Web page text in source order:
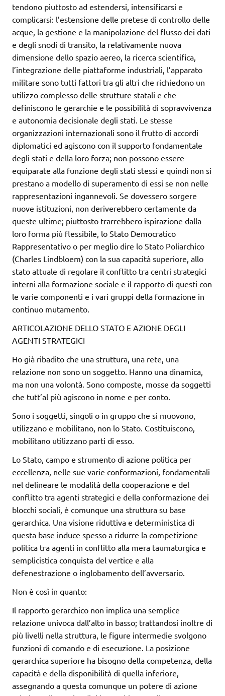
tendono piuttosto ad estendersi, intensificarsi e
complicarsi: l’estensione delle pretese di controllo delle
acque, la gestione e la manipolazione del flusso dei dati
e degli snodi di transito, la relativamente nuova
dimensione dello spazio aereo, la ricerca scientifica,
l’integrazione delle piattaforme industriali, l’apparato
militare sono tutti fattori tra gli altri che richiedono un
utilizzo complesso delle strutture statali e che
definiscono le gerarchie e le possibilità di sopravvivenza
e autonomia decisionale degli stati. Le stesse
organizzazioni internazionali sono il frutto di accordi
diplomatici ed agiscono con il supporto fondamentale
degli stati e della loro forza; non possono essere
equiparate alla funzione degli stati stessi e quindi non si
prestano a modello di superamento di essi se non nelle
rappresentazioni ingannevoli. Se dovessero sorgere
nuove istituzioni, non deriverebbero certamente da
queste ultime; piuttosto trarrebbero ispirazione dalla
loro forma più flessibile, lo Stato Democratico
Rappresentativo o per meglio dire lo Stato Poliarchico
(Charles Lindbloem) con la sua capacità superiore, allo
stato attuale di regolare il conflitto tra centri strategici
interni alla formazione sociale e il rapporto di questi con
le varie componenti e i vari gruppi della formazione in
continuo mutamento.
ARTICOLAZIONE DELLO STATO E AZIONE DEGLI
AGENTI STRATEGICI
Ho già ribadito che una struttura, una rete, una
relazione non sono un soggetto. Hanno una dinamica,
ma non una volontà. Sono composte, mosse da soggetti
che tutt’al più agiscono in nome e per conto.
Sono i soggetti, singoli o in gruppo che si muovono,
utilizzano e mobilitano, non lo Stato. Costituiscono,
mobilitano utilizzano parti di esso.
Lo Stato, campo e strumento di azione politica per
eccellenza, nelle sue varie conformazioni, fondamentali
nel delineare le modalità della cooperazione e del
conflitto tra agenti strategici e della conformazione dei
blocchi sociali, è comunque una struttura su base
gerarchica. Una visione riduttiva e deterministica di
questa base induce spesso a ridurre la competizione
politica tra agenti in conflitto alla mera taumaturgica e
semplicistica conquista del vertice e alla
defenestrazione o inglobamento dell’avversario.
Non è così in quanto:
Il rapporto gerarchico non implica una semplice
relazione univoca dall’alto in basso; trattandosi inoltre di
più livelli nella struttura, le figure intermedie svolgono
funzioni di comando e di esecuzione. La posizione
gerarchica superiore ha bisogno della competenza, della
capacità e della disponibilità di quella inferiore,
assegnando a questa comunque un potere di azione